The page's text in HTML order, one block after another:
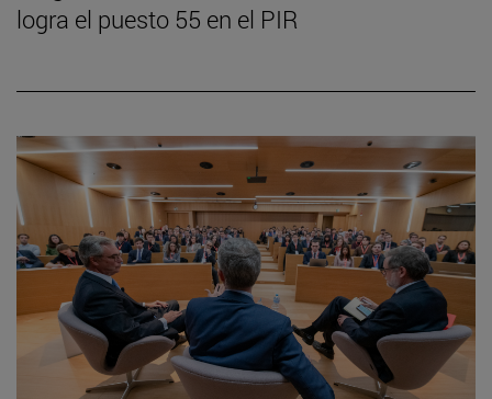
logra el puesto 55 en el PIR